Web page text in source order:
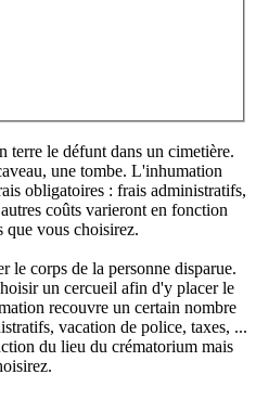
terre le défunt dans un cimetière.
une tombe. L'inhumation
obligatoires : frais administratifs,
coûts varieront en fonction
que vous choisirez.
le corps de la personne disparue.
un cercueil afin d'y placer le
recouvre un certain nombre
vacation de police, taxes, ...
du lieu du crématorium mais